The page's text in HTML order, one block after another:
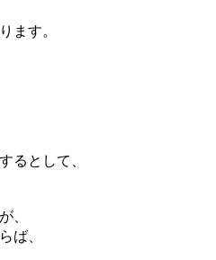
ます。
るとして、
、
ば、